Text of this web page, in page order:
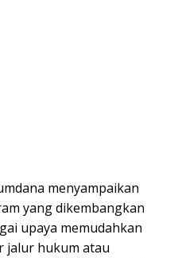
menyampaikan
yang dikembangkan
upaya memudahkan
jalur hukum atau